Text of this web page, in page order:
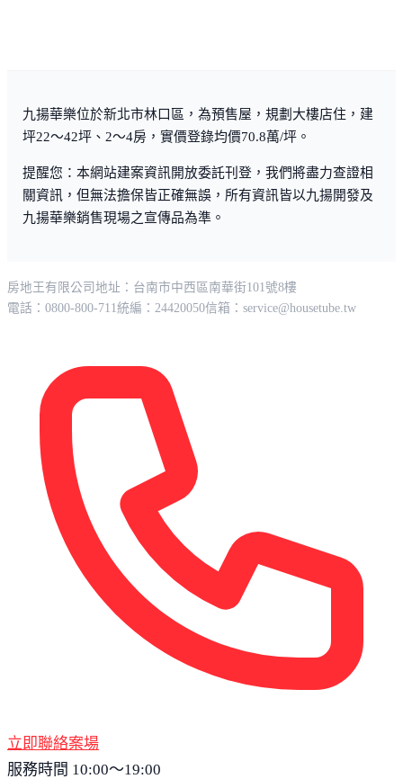
九揚華樂位於新北市林口區，為預售屋，規劃大樓店住，建
坪22～42坪、2～4房，實價登錄均價70.8萬/坪。
提醒您：本網站建案資訊開放委託刊登，我們將盡力查證相
關資訊，但無法擔保皆正確無誤，所有資訊皆以九揚開發及
九揚華樂銷售現場之宣傳品為準。
房地王有限公司 地址：台南市中西區南華街101號8樓
電話：0800-800-711統編：24420050信箱： service@housetube.tw
立即聯絡案場
服務時間 10:00～19:00